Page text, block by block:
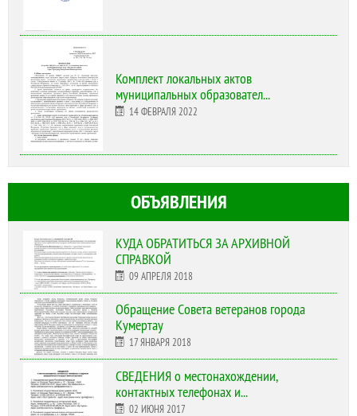
Комплект локальных актов
муниципальных образовател...
14 ФЕВРАЛЯ 2022
ОБЪЯВЛЕНИЯ
КУДА ОБРАТИТЬСЯ ЗА АРХИВНОЙ
СПРАВКОЙ
09 АПРЕЛЯ 2018
Обращение Совета ветеранов города
Кумертау
17 ЯНВАРЯ 2018
СВЕДЕНИЯ о местонахождении,
контактных телефонах и...
02 ИЮНЯ 2017